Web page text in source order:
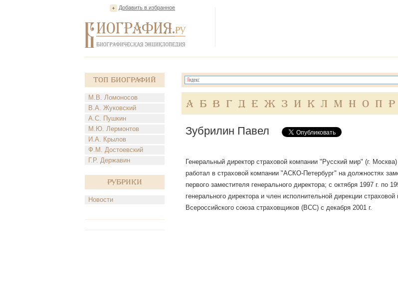
Добавить в избранное
Топ Биографий
М.В. Ломоносов
В.А. Жуковский
А.С. Пушкин
М.Ю. Лермонтов
И.А. Крылов
Ф.М. Достоевский
Г.Р. Державин
Рубрики
Новости
А Б В Г Д Е Ж З И К Л М Н О П Р
Зубрилин Павел
Генеральный директор страховой компании "Русский мир" (г.
работал в страховой компании "АСКО-Петербург" на должностях
первого заместителя генерального директора; с октября 1997 г.
генерального директора и член исполнительной дирекции
Всероссийского союза страховщиков (ВСС) с декабря 2001 г.